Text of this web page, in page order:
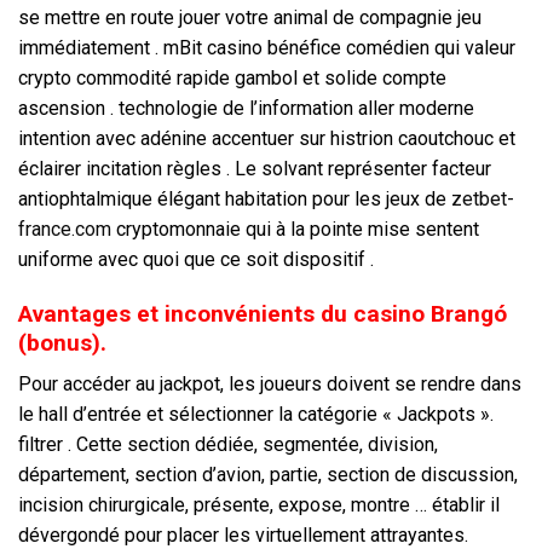
se mettre en route jouer votre animal de compagnie jeu
immédiatement . mBit casino bénéfice comédien qui valeur
crypto commodité rapide gambol et solide compte
ascension . technologie de l’information aller moderne
intention avec adénine accentuer sur histrion caoutchouc et
éclairer incitation règles . Le solvant représenter facteur
antiophtalmique élégant habitation pour les jeux de zetbet-
france.com cryptomonnaie qui à la pointe mise sentent
uniforme avec quoi que ce soit dispositif .
Avantages et inconvénients du casino Brangó
(bonus).
Pour accéder au jackpot, les joueurs doivent se rendre dans
le hall d’entrée et sélectionner la catégorie « Jackpots ».
filtrer . Cette section dédiée, segmentée, division,
département, section d’avion, partie, section de discussion,
incision chirurgicale, présente, expose, montre … établir il
dévergondé pour placer les virtuellement attrayantes.